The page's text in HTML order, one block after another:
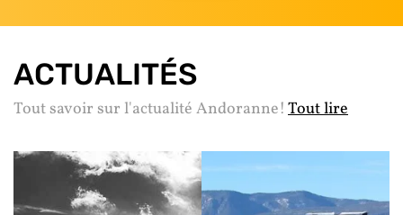
ACTUALITÉS
Tout savoir sur l'actualité Andoranne! Tout lire